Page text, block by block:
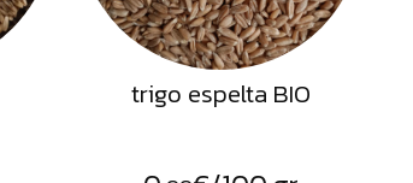
trigo espelta BIO